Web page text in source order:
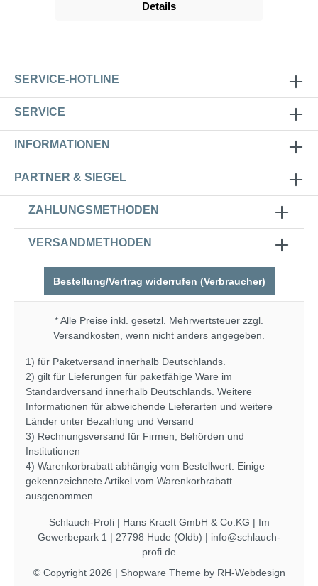
Details
SERVICE-HOTLINE
SERVICE
INFORMATIONEN
PARTNER & SIEGEL
ZAHLUNGSMETHODEN
VERSANDMETHODEN
Bestellung/Vertrag widerrufen (Verbraucher)
* Alle Preise inkl. gesetzl. Mehrwertsteuer zzgl.
Versandkosten , wenn nicht anders angegeben.
1) für Paketversand innerhalb Deutschlands.
2) gilt für Lieferungen für paketfähige Ware im
Standardversand innerhalb Deutschlands. Weitere
Informationen für abweichende Lieferarten und weitere
Länder unter Bezahlung und Versand
3) Rechnungsversand für Firmen, Behörden und
Institutionen
4) Warenkorbrabatt abhängig vom Bestellwert. Einige
gekennzeichnete Artikel vom Warenkorbrabatt
ausgenommen.
Schlauch-Profi | Hans Kraeft GmbH & Co.KG | Im
Gewerbepark 1 | 27798 Hude (Oldb) | info@schlauch-
profi.de
© Copyright 2026 | Shopware Theme by RH-Webdesign